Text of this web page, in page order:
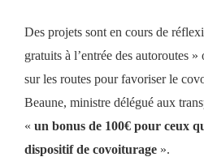
Des projets sont en cours de
gratuits à l’entrée des autoroutes
sur les routes pour favoriser le
Beaune, ministre délégué aux
« un bonus de 100€ pour ceux
dispositif de covoiturage ».